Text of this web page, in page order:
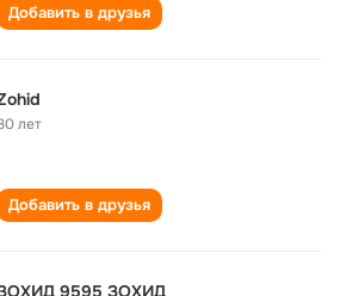
Добавить в друзья
лет
Добавить в друзья
9595 ЗОХИД